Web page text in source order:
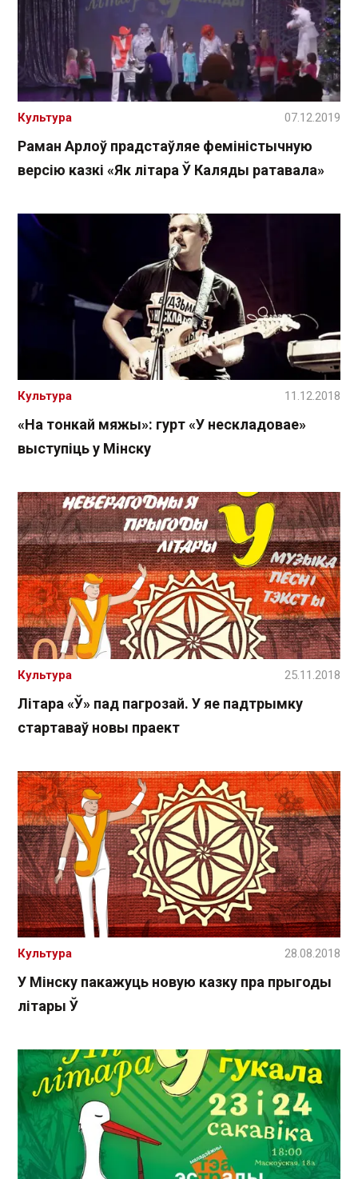
Раман Арлоў прадстаўляе феміністычную
версію казкі «Як літара Ў Каляды ратавала»
Культура 07.12.2019
«На тонкай мяжы»: гурт «У нескладовае»
выступіць у Мінску
Культура 11.12.2018
Літара «Ў» пад пагрозай. У яе падтрымку
стартаваў новы праект
Культура 25.11.2018
У Мінску пакажуць новую казку пра прыгоды
літары Ў
Культура 28.08.2018